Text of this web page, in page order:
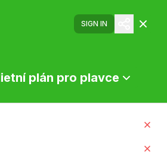
SIGN IN
plán pro plavce